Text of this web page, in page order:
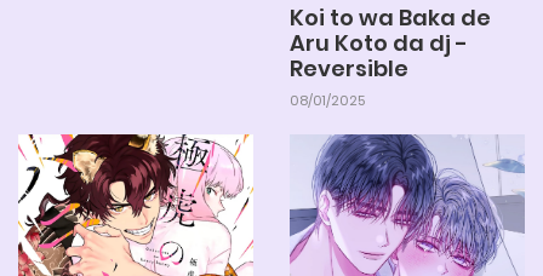
Koi to wa Baka de
Aru Koto da dj -
Reversible
08/01/2025